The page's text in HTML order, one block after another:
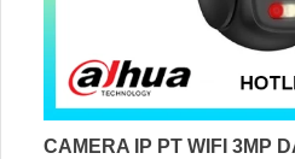
CAMERA IP PT WIFI 3MP